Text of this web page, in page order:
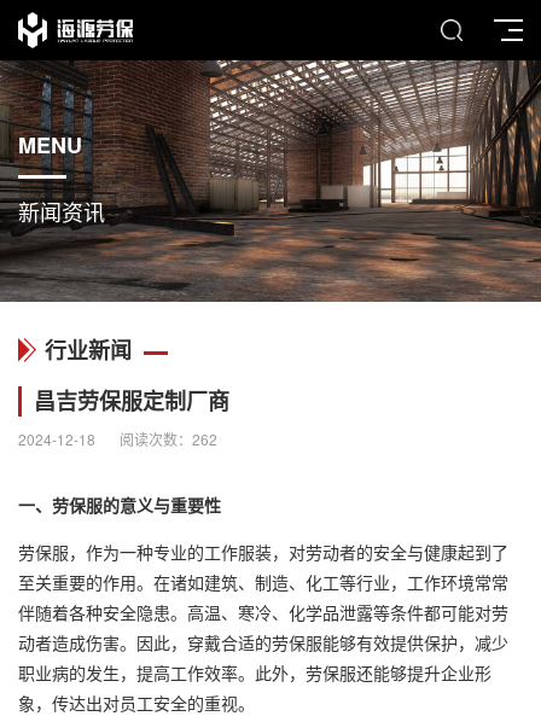
MENU
新闻资讯
行业新闻
昌吉劳保服定制厂商
2024-12-18 阅读次数： 262
一、劳保服的意义与重要性
劳保服，作为一种专业的工作服装，对劳动者的安全与健康起到了
至关重要的作用。在诸如建筑、制造、化工等行业，工作环境常常
伴随着各种安全隐患。高温、寒冷、化学品泄露等条件都可能对劳
动者造成伤害。因此，穿戴合适的劳保服能够有效提供保护，减少
职业病的发生，提高工作效率。此外，劳保服还能够提升企业形
象，传达出对员工安全的重视。